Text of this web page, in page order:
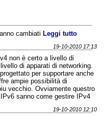
cambiatiLeggi tutto
19-10-2010 17:13
non è certo a livello di
di apparati di networking.
per supportare anche
ampie possibilità di
vecchio. Ovviamente questro
sanno come gestire IPv4
19-10-2010 12:10